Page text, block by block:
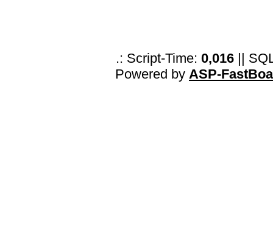
.: Script-Time: 0,016 ||
Powered by ASP-